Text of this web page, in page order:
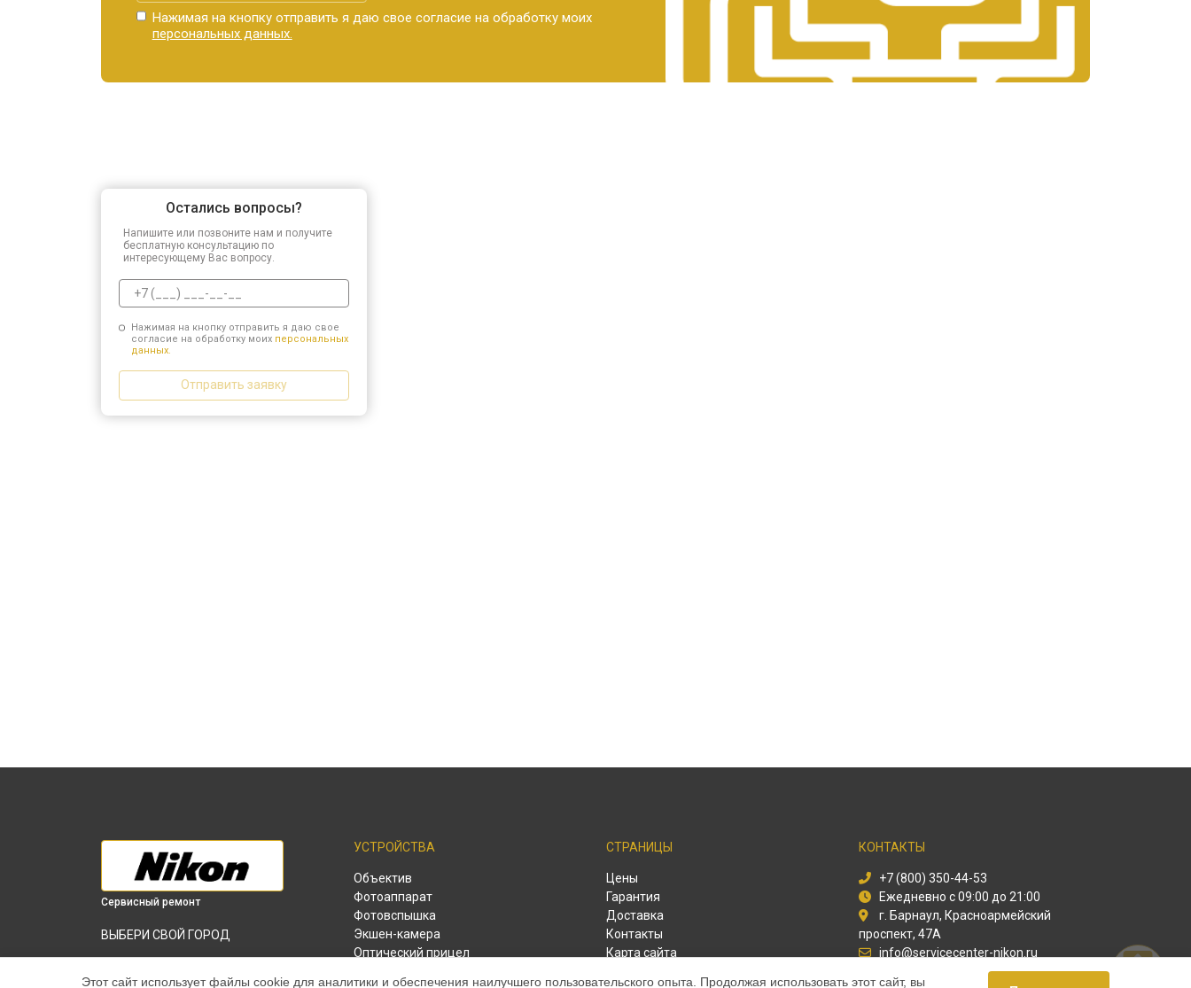
Нажимая на кнопку отправить я даю свое согласие на обработку моих
персональных данных.
Остались вопросы?
Напишите или позвоните нам и получите
бесплатную консультацию по
интересующему Вас вопросу.
Нажимая на кнопку отправить я даю свое
согласие на обработку моих персональных
данных.
Отправить заявку
Сервисный ремонт
ВЫБЕРИ СВОЙ ГОРОД
камеры KeyMission 170 Nikon в
УСТРОЙСТВА
Объектив
Фотоаппарат
Фотовспышка
Экшен-камера
Оптический прицел
СТРАНИЦЫ
Цены
Гарантия
Доставка
Контакты
Карта сайта
КОНТАКТЫ
+7 (800) 350-44-53
Ежедневно с 09:00 до 21:00
г. Барнаул, Красноармейский
проспект, 47А
info@servicecenter-nikon.ru
Политика конфиденциальности
Этот сайт использует файлы cookie для аналитики и обеспечения наилучшего пользовательского опыта. Продолжая использовать этот сайт, вы